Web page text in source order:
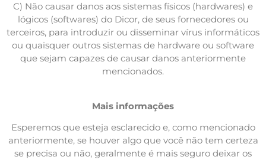
C) Não causar danos aos sistemas físicos (hardwares) e
lógicos (softwares) do Dicor, de seus fornecedores ou
terceiros, para introduzir ou disseminar vírus informáticos
ou quaisquer outros sistemas de hardware ou software
que sejam capazes de causar danos anteriormente
mencionados.
Mais informações
Esperemos que esteja esclarecido e, como mencionado
anteriormente, se houver algo que você não tem certeza
se precisa ou não, geralmente é mais seguro deixar os